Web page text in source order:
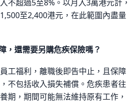
不超過5至8%。以月入3萬港元計，
至2,400港元，在此範圍內盡量
，還需要另購危疾保險嗎？
工福利，離職後即告中止，且保障
不包括收入損失補償。危疾患者往
期，期間可能無法維持原有工作，